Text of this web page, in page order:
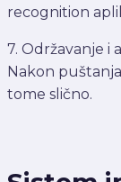
recognition
7. Održavanje i
Nakon
tome slično.